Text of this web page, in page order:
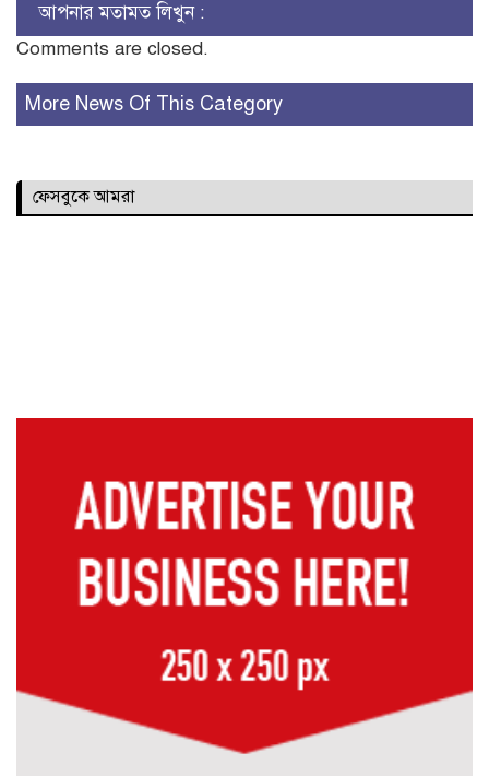
আপনার মতামত লিখুন :
Comments are closed.
More News Of This Category
ফেসবুকে আমরা